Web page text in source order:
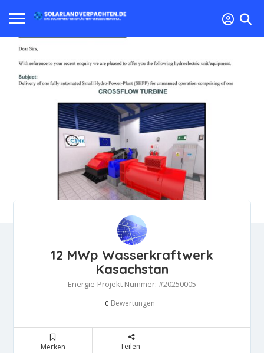
12 MWp Wasserkraftwerk
Kasachstan
Energie-Projekt Nummer: #20250005
0 Bewertungen
Merken Teilen